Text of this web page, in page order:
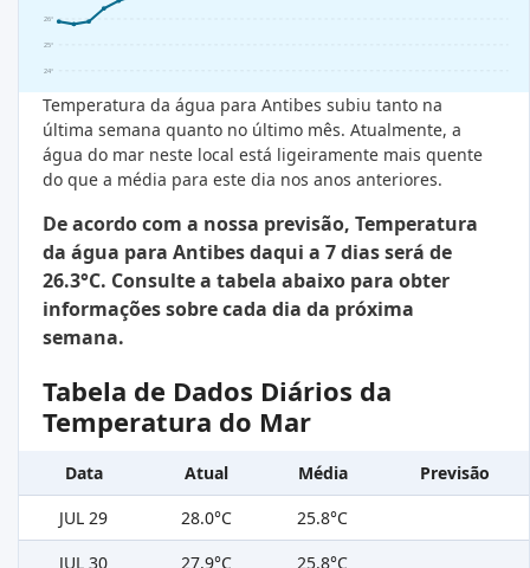
24°
25°
26°
Temperatura da água para Antibes subiu tanto na
última semana quanto no último mês. Atualmente, a
água do mar neste local está ligeiramente mais quente
do que a média para este dia nos anos anteriores.
De acordo com a nossa previsão, Temperatura
da água para Antibes daqui a 7 dias será de
26.3°C. Consulte a tabela abaixo para obter
informações sobre cada dia da próxima
semana.
Tabela de Dados Diários da
Temperatura do Mar
Data Atual Média
Previsão
JUL 29
28.0°C
25.8°C
JUL 30
27.9°C
25.8°C